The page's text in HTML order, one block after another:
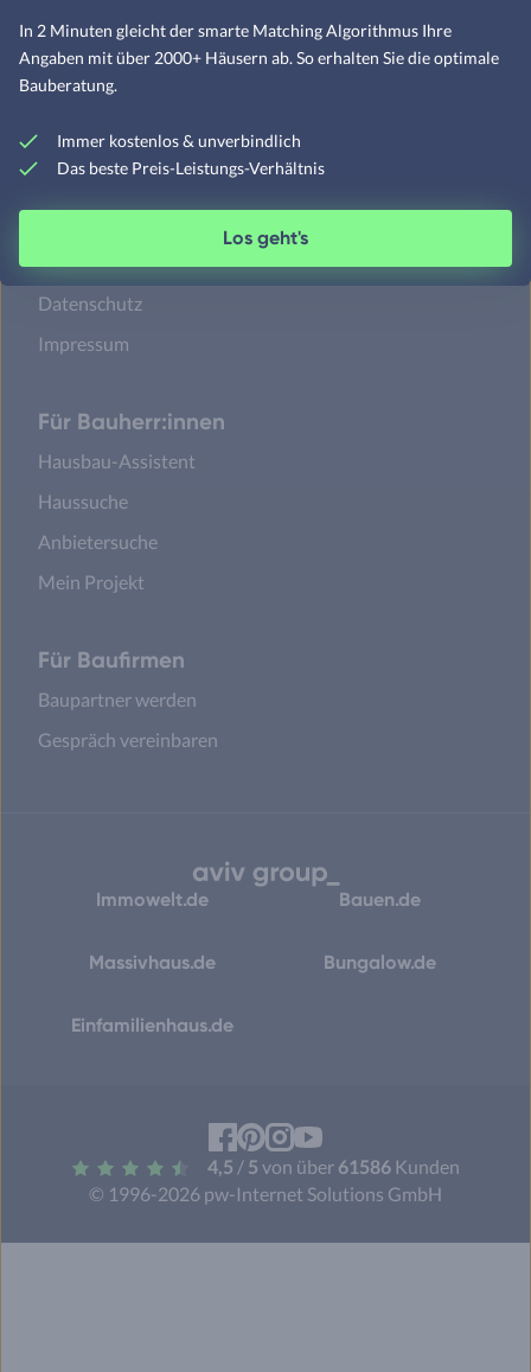
Über Fertighaus.de
FAQ
Sicherheit
Barrierefreiheit
Datenschutz
Impressum
Für Bauherr:innen
Hausbau-Assistent
Haussuche
Anbietersuche
Mein Projekt
Für Baufirmen
Baupartner werden
Gespräch vereinbaren
Immowelt.de Bauen.de
Massivhaus.de Bungalow.de
Einfamilienhaus.de
© 1996-2026 pw-Internet Solutions GmbH
4,5 / 5 von über 61586Kunden
Facebook
Pinterest
Instagram
In 2 Minuten gleicht der smarte Matching Algorithmus Ihre
Angaben mit über 2000+ Häusern ab. So erhalten Sie die optimale
Bauberatung.
Immer kostenlos & unverbindlich
Das beste Preis-Leistungs-Verhältnis
Los geht's